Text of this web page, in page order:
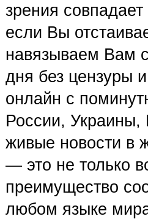
зрения
если Вы
навязываем Вам
дня без цензуры
онлайн с
России,
живые новости в
— это не только
преимущество
любом языке